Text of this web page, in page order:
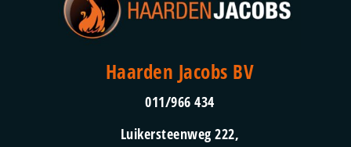
Haarden Jacobs BV
011/966 434
Luikersteenweg 222,